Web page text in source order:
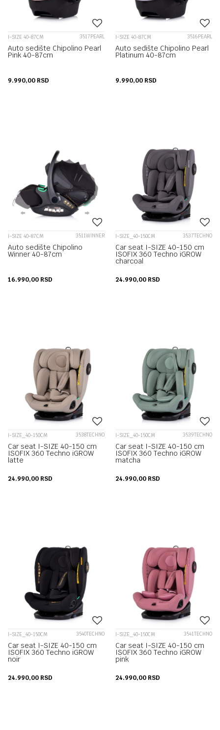
I-SIZE 40-87CM 3517PEARL
Auto sedište Chipolino Pearl
Pink 40-87cm
9.990,00 RSD
I-SIZE 40-87CM 3516PEARL
Auto sedište Chipolino Pearl
Platinum 40-87cm
9.990,00 RSD
I-SIZE 40-87CM 3511WINNER
Auto sedište Chipolino
Winner 40-87cm
16.990,00 RSD
I-SIZE_40-150CM 3537TECHNO
Car seat I-SIZE 40-150 cm
ISOFIX 360 Techno iGROW
charcoal
24.990,00 RSD
I-SIZE_40-150CM 3538TECHNO
Car seat I-SIZE 40-150 cm
ISOFIX 360 Techno iGROW
latte
24.990,00 RSD
I-SIZE_40-150CM 3539TECHNO
Car seat I-SIZE 40-150 cm
ISOFIX 360 Techno iGROW
matcha
24.990,00 RSD
I-SIZE_40-150CM 3540TECHNO
Car seat I-SIZE 40-150 cm
ISOFIX 360 Techno iGROW
noir
24.990,00 RSD
I-SIZE_40-150CM 3541TECHNO
Car seat I-SIZE 40-150 cm
ISOFIX 360 Techno iGROW
pink
24.990,00 RSD